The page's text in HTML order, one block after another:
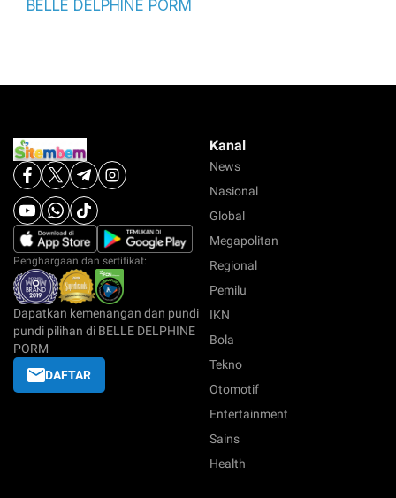
BELLE DELPHINE PORM
Penghargaan dan sertifikat:
Dapatkan kemenangan dan pundi
pundi pilihan di BELLE DELPHINE
PORM
DAFTAR
Kanal
News
Nasional
Global
Megapolitan
Regional
Pemilu
IKN
Bola
Tekno
Otomotif
Entertainment
Sains
Health